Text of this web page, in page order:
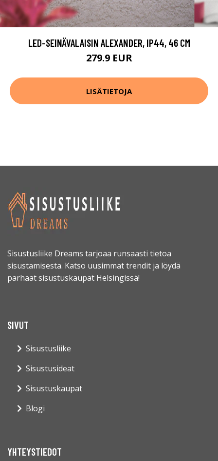
LED-SEINÄVALAISIN ALEXANDER, IP44, 46 CM
279.9 EUR
LISÄTIETOJA
Sisustusliike Dreams tarjoaa runsaasti tietoa
sisustamisesta. Katso uusimmat trendit ja löydä
parhaat sisustuskaupat Helsingissä!
SIVUT
Sisustusliike
Sisustusideat
Sisustuskaupat
Blogi
YHTEYSTIEDOT